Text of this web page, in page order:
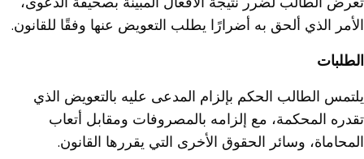
الأمر الذي ألحق به أضرارًا يطلب التعويض عنها وفقًا للقانون.
الطلبات
يلتمس الطالب الحكم بإلزام المدعى عليه بالتعويض الذي
تقدره المحكمة، مع إلزامه بالمصروفات ومقابل أتعاب
المحاماة، وسائر الحقوق الأخرى التي يقررها القانون.